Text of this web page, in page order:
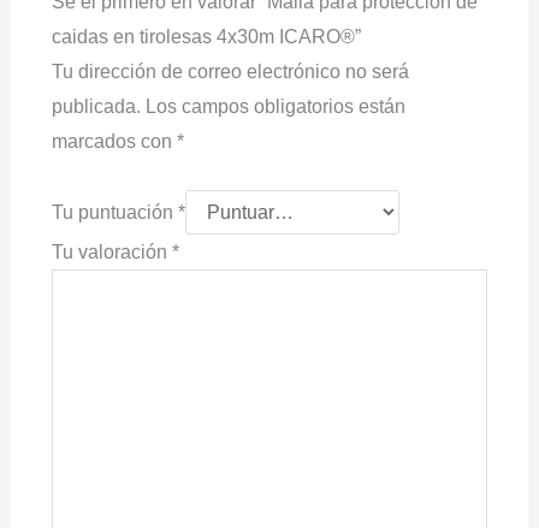
caidas en tirolesas 4x30m ICARO®”
Tu dirección de correo electrónico no será
publicada. Los campos obligatorios están
marcados con *
Tu puntuación *
Tu valoración *